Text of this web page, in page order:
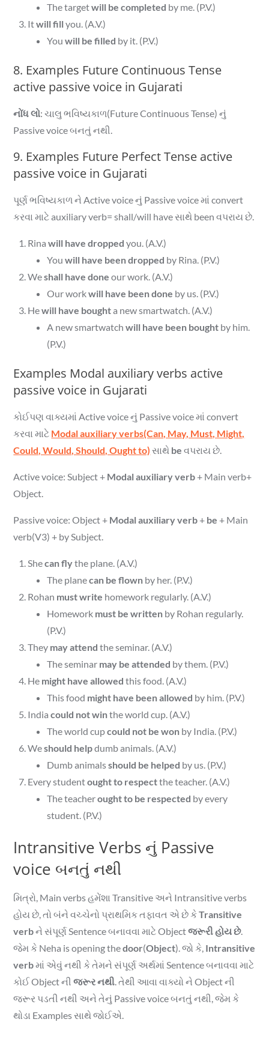
The targetwill be completed by me. (P.V.)
Itwill fill you. (A.V.)
Youwill be filled by it. (P.V.)
8. Examples Future Continuous Tense
active passive voice in Gujarati
નોંધ લો: ચાલુ ભવિષ્યકાળ(Future Continuous Tense) નું
Passive voice બનતું નથી.
9. Examples Future Perfect Tense active
passive voice in Gujarati
પૂર્ણ ભવિષ્યકાળ ને Active voice નું Passive voice માં convert
કરવા માટે auxiliary verb= shall/will have સાથે been વપરાય છે.
Rinawill have dropped you. (A.V.)
Youwill have been dropped by Rina. (P.V.)
Weshall have done our work. (A.V.)
Our workwill have been done by us. (P.V.)
Hewill have boughta new smartwatch. (A.V.)
A new smartwatchwill have been bought by him.
(P.V.)
Examples Modal auxiliary verbs active
passive voice in Gujarati
કોઈપણ વાક્યમાં Active voice નું Passive voice માં convert
કરવા માટે Modal auxiliary verbs(Can, May, Must, Might,
Could, Would, Should, Ought to) સાથે be વપરાય છે.
Active voice: Subject + Modal auxiliary verb+ Main verb+
Object.
Passive voice: Object + Modal auxiliary verb+ be + Main
verb(V3) + by Subject.
Shecan flythe plane. (A.V.)
The planecan be flown by her. (P.V.)
Rohan must write homework regularly. (A.V.)
Homework must be written by Rohan regularly.
(P.V.)
They may attend the seminar. (A.V.)
The seminar may be attended by them. (P.V.)
He might have allowed this food. (A.V.)
This food might have been allowed by him. (P.V.)
Indiacould not winthe world cup. (A.V.)
The world cupcould not be won by India. (P.V.)
Weshould helpdumb animals. (A.V.)
Dumb animalsshould be helped by us. (P.V.)
Every studentought to respectthe teacher. (A.V.)
The teacherought to be respected by every
student. (P.V.)
Intransitive Verbs નું Passive
voice બનતું નથી
મિત્રો, Main verbs હમેંશા Transitive અને Intransitive verbs
હોય છે, તો બંને વચ્ચેનો પ્રાથમિક તફાવત એ છે કેTransitive
verbને સંપૂર્ણ Sentence બનાવવા માટે Objectજરૂરી હોય છે.
જેમ કે Neha is opening thedoor(Object). જો કે, Intransitive
verbમાં એવું નથી કે તેમને સંપૂર્ણ અર્થમાં Sentence બનાવવા માટે
કોઈ Object નીજરૂર નથી . તેથી આવા વાક્યો ને Object ની
જરૂર પડતી નથી અને તેનું Passive voice બનતું નથી, જેમ કે
થોડા Examples સાથે જોઈએ.